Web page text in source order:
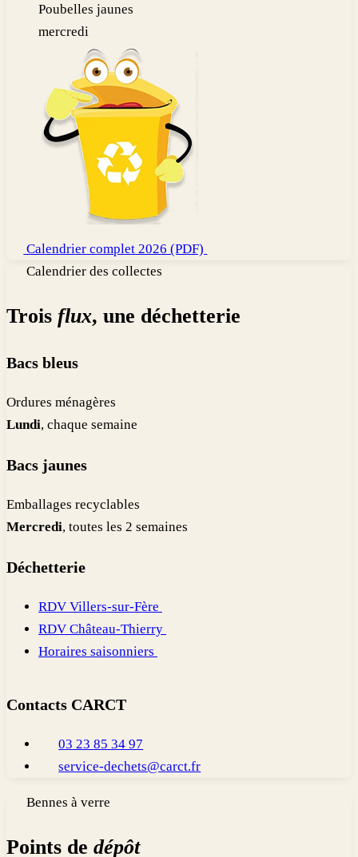
Poubelles jaunes
mercredi
Calendrier complet 2026 (PDF)
Calendrier des collectes
Trois flux, une déchetterie
Bacs bleus
Ordures ménagères
Lundi, chaque semaine
Bacs jaunes
Emballages recyclables
Mercredi, toutes les 2 semaines
Déchetterie
RDV Villers-sur-Fère
RDV Château-Thierry
Horaires saisonniers
Contacts CARCT
03 23 85 34 97
service-dechets@carct.fr
Bennes à verre
Points de dépôt